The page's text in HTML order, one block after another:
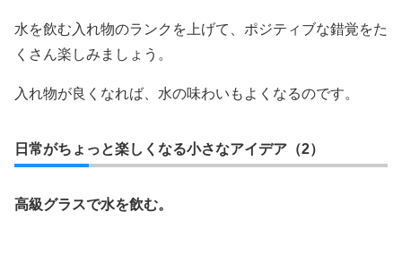
水を飲む入れ物のランクを上げて、ポジティブな錯覚をた
くさん楽しみましょう。
入れ物が良くなれば、水の味わいもよくなるのです。
日常がちょっと楽しくなる小さなアイデア（2）
高級グラスで水を飲む。